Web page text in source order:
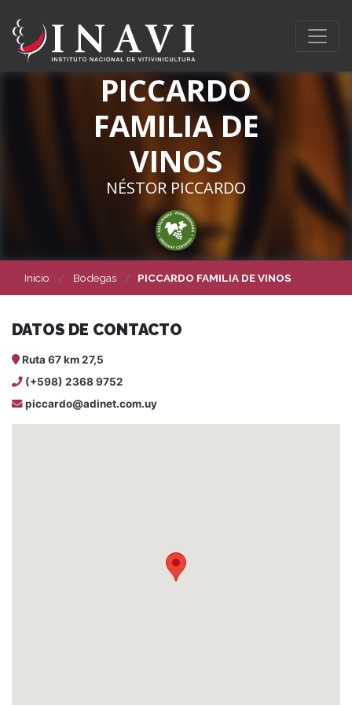
PICCARDO
FAMILIA DE
VINOS
NÉSTOR PICCARDO
Inicio Bodegas PICCARDO FAMILIA DE VINOS
DATOS DE CONTACTO
Ruta 67 km 27,5
(+598) 2368 9752
piccardo@adinet.com.uy